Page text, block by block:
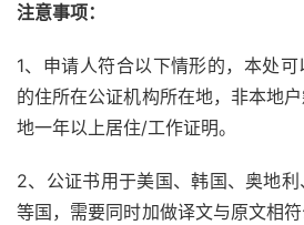
注意事项：
1、申请人符合以下情形的，本处
的住所在公证机构所在地，非本地
地一年以上居住/工作证明。
2、公证书用于美国、韩国、奥地
等国，需要同时加做译文与原文相